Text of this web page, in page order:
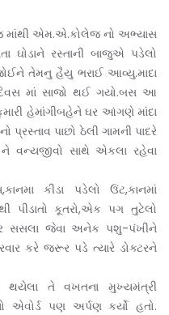
માંથી એમ.એ.કોલેજ નો અભ્યાસ
ઘોડાને રસ્તાની બાજુએ પડેલો
તેમનુ હૈયુ ભરાઈ આવ્યુ.માદા
દિવસ માં સાજો થઈ ગયો.બસ આ
હેમાંગીબહેને ઘર આંગણે માંદા
પાછો ઠેલી ગામની પાદરે
ને વન્યજીવો સાથે એકલા રહેવા
કીડા પડેલો ઉંટ,કાનમાં
પીડાતો કૂતરો,એક પગ તુટેલો
સસલા જેવા અનેક પશુ-પંખીને
કરે જરૂર પડે ત્યારે ડોક્ટરને
થયેલા તે વખતના મુખ્યમંત્રી
એવો‌ર્ડ‌ પણ અર્પણ કર્યો હતો.